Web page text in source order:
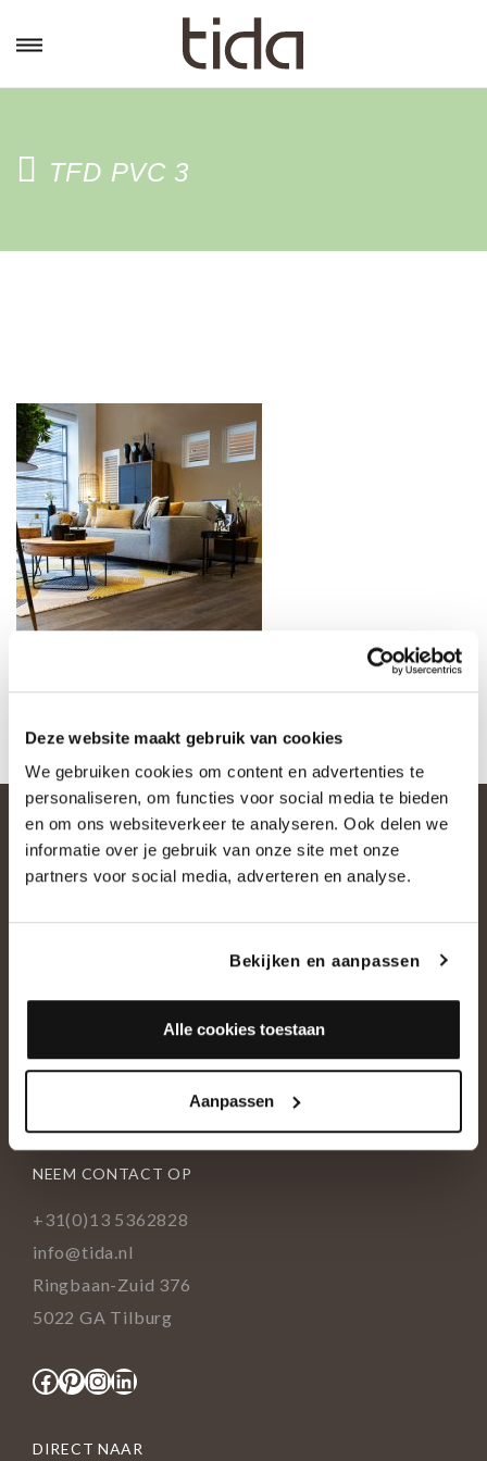
Deze website maakt gebruik van cookies
We gebruiken cookies om content en advertenties te
personaliseren, om functies voor social media te bieden
en om ons websiteverkeer te analyseren. Ook delen we
informatie over je gebruik van onze site met onze
partners voor social media, adverteren en analyse.
Bekijken en aanpassen
Alle cookies toestaan
Aanpassen
TFD PVC 3
OVER ONS
Ons team
NEEM CONTACT OP
+31(0)13 5362828
info@tida.nl
Ringbaan-Zuid 376
5022 GA Tilburg
Facebook
Pinterest
Instagram
LinkedIn
DIRECT NAAR